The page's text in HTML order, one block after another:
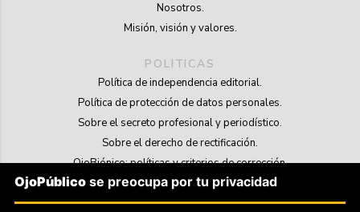
Nosotros.
Misión, visión y valores.
POLITICAS
Política de independencia editorial.
Política de protección de datos personales.
Sobre el secreto profesional y periodístico.
Sobre el derecho de rectificación.
OjoBiónico: políticas y criterios de corrección.
Sobre libertad de información frente a pedidos de retiro de contenidos.
OjoPúblico se preocupa por tu privacidad